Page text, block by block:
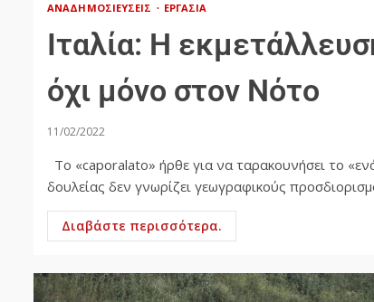
ΑΝΑΔΗΜΟΣΙΕΎΣΕΙΣ ΕΡΓΑΣΊΑ
Ιταλία: Η
όχι μόνο στον Νότο
11/02/2022
Το «caporalato» ήρθε για να ταρακουνήσει το
δουλείας δεν γνωρίζει γεωγραφικούς
Διαβάστε περισσότερα.